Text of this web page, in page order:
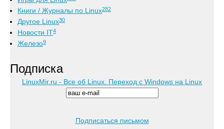
Книги / Журналы по Linux282
Другое Linux30
Новости IT4
Железо9
Подписка
LinuxMir.ru - Все об Linux. Переход с Windows на Linux
Подписаться письмом